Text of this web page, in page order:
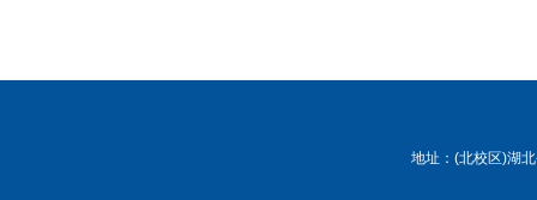
地址：(北校区)湖